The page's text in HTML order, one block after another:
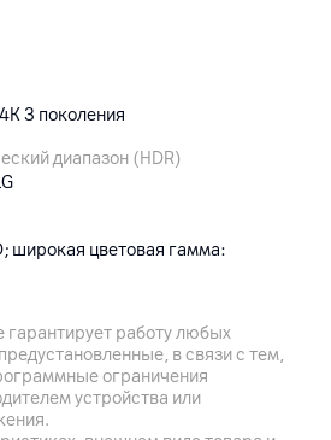
3 поколения
диапазон (HDR)
широкая цветовая гамма:
система: 2.0 Канал, Альфа
работу любых
в связи с тем,
ограничения
устройства или